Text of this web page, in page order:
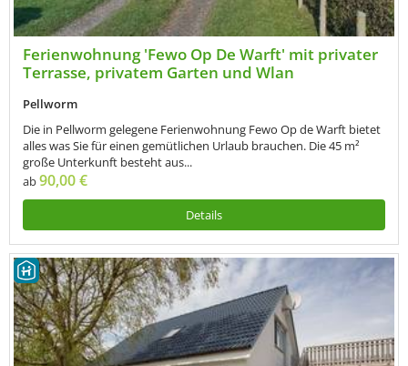
Ferienwohnung 'Fewo Op De Warft' mit privater
Terrasse, privatem Garten und Wlan
Pellworm
Die in Pellworm gelegene Ferienwohnung Fewo Op de Warft bietet
alles was Sie für einen gemütlichen Urlaub brauchen. Die 45 m²
große Unterkunft besteht aus...
ab90,00 €
Details